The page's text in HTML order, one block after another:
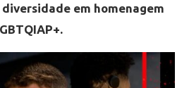
em homenagem